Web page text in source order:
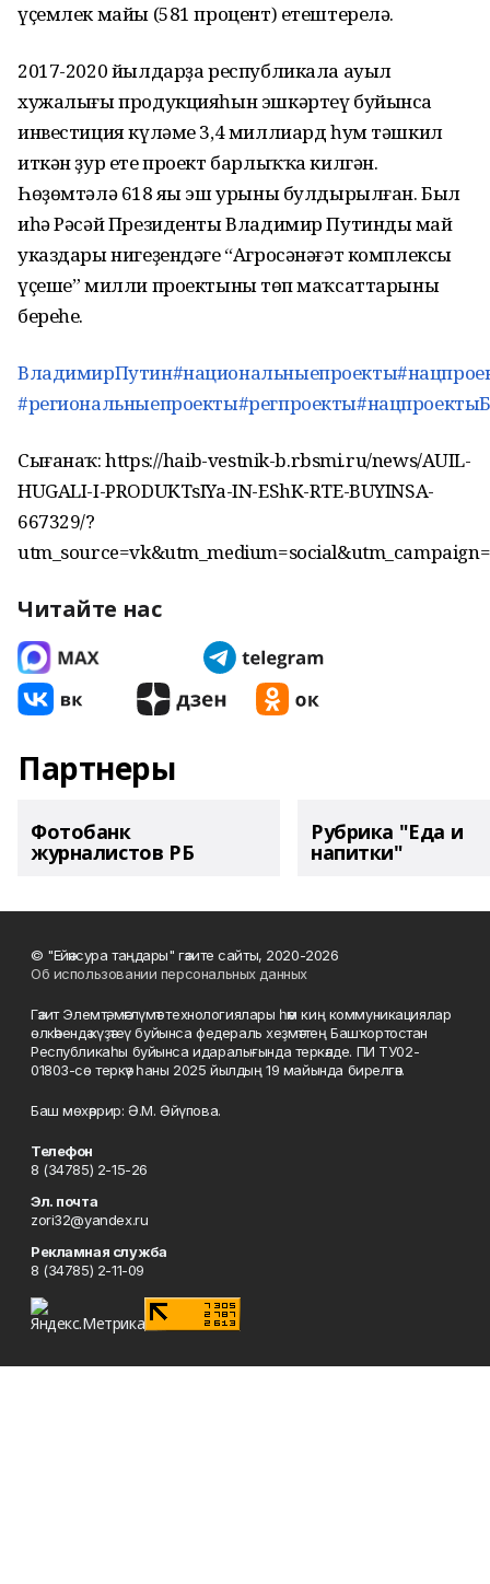
үҫемлек майы (581 процент) етештерелә.
2017-2020 йылдарҙа республикала ауыл
хужалығы продукцияһын эшкәртеү буйынса
инвестиция күләме 3,4 миллиард һум тәшкил
иткән ҙур ете проект барлыҡҡа килгән.
Һөҙөмтәлә 618 яңы эш урыны булдырылған. Был
иһә Рәсәй Президенты Владимир Путиндың май
указдары нигеҙендәге “Агросәнәғәт комплексы
үҫеше” милли проектының төп маҡсаттарының
береһе.
ВладимирПутин#национальныепроекты
#региональныепроекты#регпроекты
Сығанаҡ: https://haib-vestnik-b.rbsmi.ru/news/AUIL-
HUGALI-I-PRODUKTsIYa-IN-EShK-RTE-BUYINSA-
667329/?
Читайте нас
Партнеры
Фотобанк
журналистов РБ
Рубрика "Еда и
напитки"
© "Ейәнсура таңдары" гәзите сайты, 2020-2026
Об использовании персональных данных
Гәзит Элемтә, мәғлүмәт технологиялары һәм киң коммуникациялар
өлкәһендә күҙәтеү буйынса федераль хеҙмәттең Башҡортостан
Республикаһы буйынса идаралығында теркәлде. ПИ ТУ02-
01803-сө теркәү һаны 2025 йылдың 19 майында бирелгән.
Баш мөхәррир: Ә.М. Әйүпова.
Телефон
8 (34785) 2-15-26
Эл. почта
zori32@yandex.ru
Рекламная служба
8 (34785) 2-11-09